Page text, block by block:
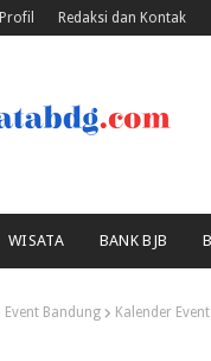
Profil Redaksi dan Kontak
WISATA BANK BJB
Event Bandung Kalender